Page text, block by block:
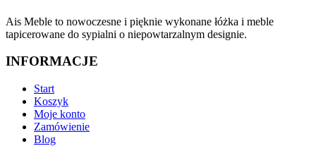
Ais Meble to nowoczesne i pięknie wykonane łóżka i meble
tapicerowane do sypialni o niepowtarzalnym designie.
INFORMACJE
Start
Koszyk
Moje konto
Zamówienie
Blog